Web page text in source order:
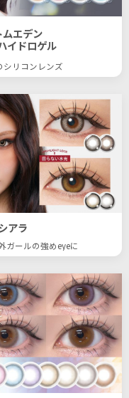
ムエデン
イドロゲル
リコンレンズ
アラ
ガールの強めeyeに